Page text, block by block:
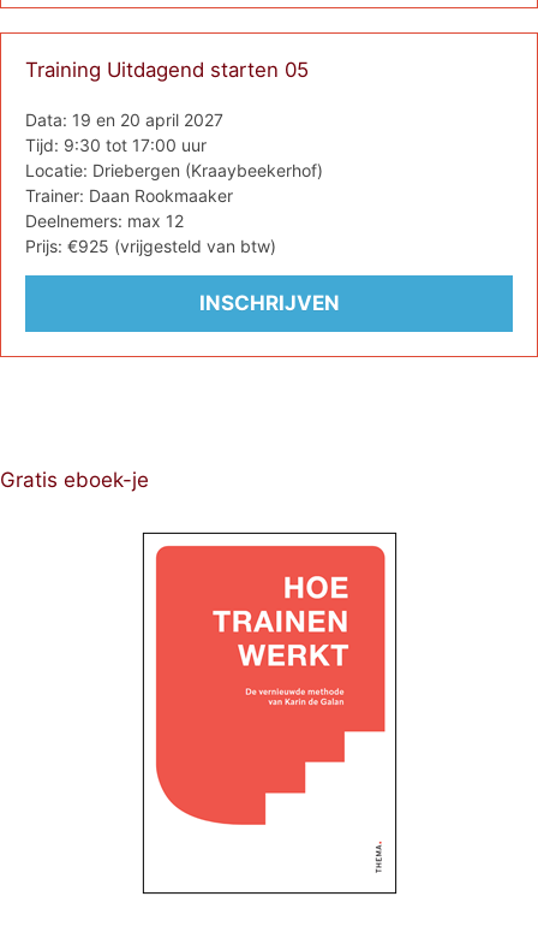
Training Uitdagend starten 05
Data: 19 en 20 april 2027
Tijd: 9:30 tot 17:00 uur
Locatie: Driebergen (Kraaybeekerhof)
Trainer: Daan Rookmaaker
Deelnemers: max 12
Prijs: €925 (vrijgesteld van btw)
Gratis eboek-je